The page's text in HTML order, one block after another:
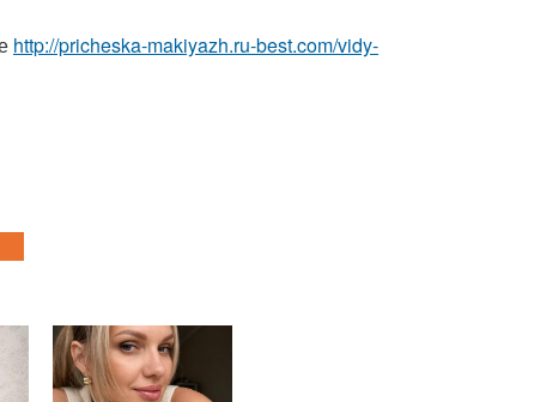
http://pricheska-makiyazh.ru-best.com/vidy-